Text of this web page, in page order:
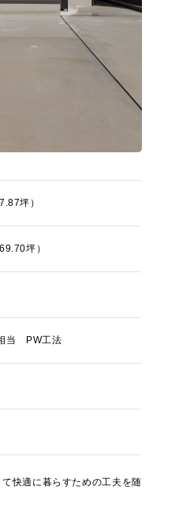
坪）
坪）
当 PW工法
快適に暮らすための工夫を随